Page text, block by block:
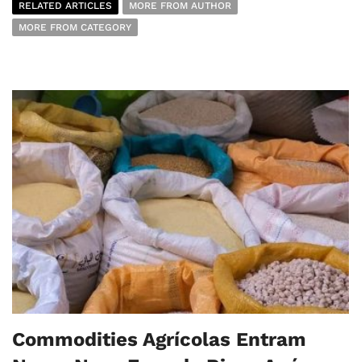
RELATED ARTICLES
MORE FROM AUTHOR
MORE FROM CATEGORY
Commodities Agrícolas Entram